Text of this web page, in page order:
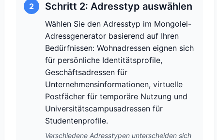
2 Schritt 2: Adresstyp auswählen
Wählen Sie den Adresstyp im Mongolei-
Adressgenerator basierend auf Ihren
Bedürfnissen: Wohnadressen eignen sich
für persönliche Identitätsprofile,
Geschäftsadressen für
Unternehmensinformationen, virtuelle
Postfächer für temporäre Nutzung und
Universitätscampusadressen für
Studentenprofile.
Verschiedene Adresstypen unterscheiden sich